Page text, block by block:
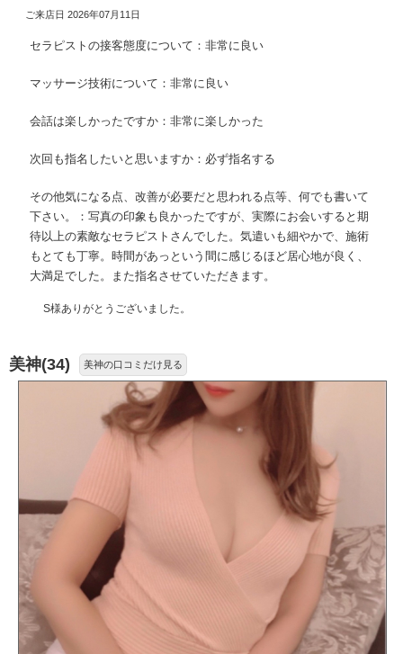
ご来店日 2026年07月11日
セラピストの接客態度について：非常に良い
マッサージ技術について：非常に良い
会話は楽しかったですか：非常に楽しかった
次回も指名したいと思いますか：必ず指名する
その他気になる点、改善が必要だと思われる点等、何でも書いて
下さい。：写真の印象も良かったですが、実際にお会いすると期
待以上の素敵なセラピストさんでした。気遣いも細やかで、施術
もとても丁寧。時間があっという間に感じるほど居心地が良く、
大満足でした。また指名させていただきます。
S様ありがとうございました。
美神(34) 美神の口コミだけ見る